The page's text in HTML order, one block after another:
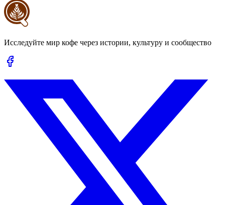
Исследуйте мир кофе через истории, культуру и сообщество